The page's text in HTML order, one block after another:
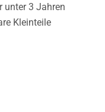
unter 3 Jahren
Kleinteile